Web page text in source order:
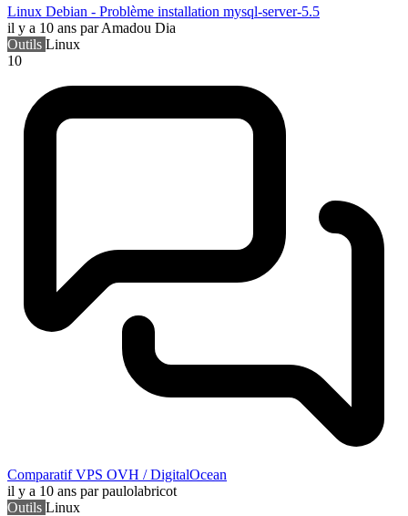
Linux Debian - Problème installation mysql-server-5.5
il y a 10 ans par Amadou Dia
Outils Linux
10
Comparatif VPS OVH / DigitalOcean
il y a 10 ans par paulolabricot
Outils Linux